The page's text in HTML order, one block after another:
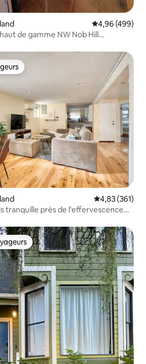
Évaluation
4,96 (499)
de gamme NW Nob Hill
Évaluation
4,83 (361)
tranquille près de l'effervescence
les plus appréciés